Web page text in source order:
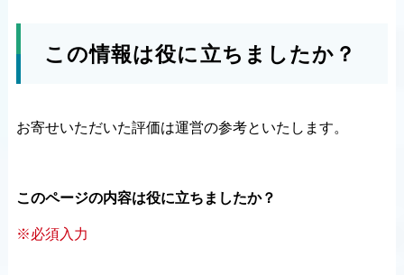
この情報は役に立ちましたか？
お寄せいただいた評価は運営の参考といたします。
このページの内容は役に立ちましたか？
※必須入力